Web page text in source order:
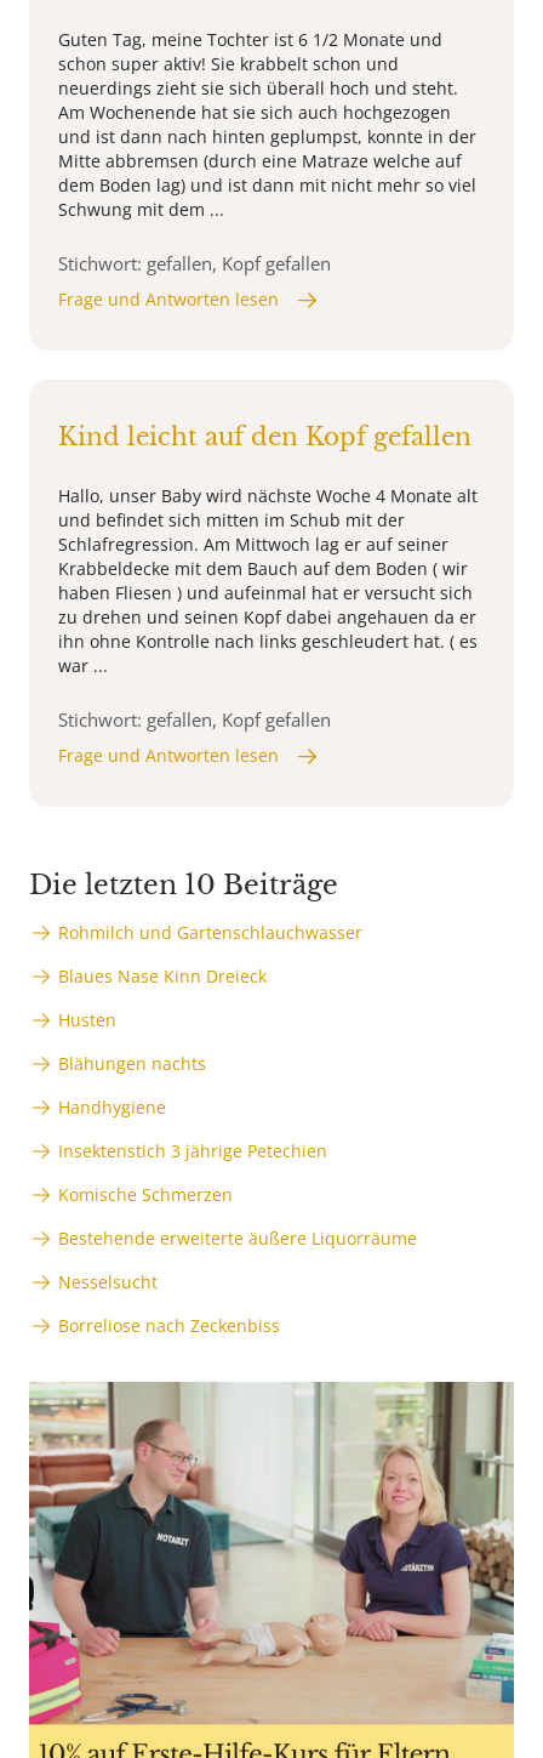
Guten Tag, meine Tochter ist 6 1/2 Monate und
schon super aktiv! Sie krabbelt schon und
neuerdings zieht sie sich überall hoch und steht.
Am Wochenende hat sie sich auch hochgezogen
und ist dann nach hinten geplumpst, konnte in der
Mitte abbremsen (durch eine Matraze welche auf
dem Boden lag) und ist dann mit nicht mehr so viel
Schwung mit dem ...
Stichwort: gefallen, Kopf gefallen
Frage und Antworten lesen
Kind leicht auf den Kopf gefallen
Hallo, unser Baby wird nächste Woche 4 Monate alt
und befindet sich mitten im Schub mit der
Schlafregression. Am Mittwoch lag er auf seiner
Krabbeldecke mit dem Bauch auf dem Boden ( wir
haben Fliesen ) und aufeinmal hat er versucht sich
zu drehen und seinen Kopf dabei angehauen da er
ihn ohne Kontrolle nach links geschleudert hat. ( es
war ...
Stichwort: gefallen, Kopf gefallen
Frage und Antworten lesen
Die letzten 10 Beiträge
Rohmilch und Gartenschlauchwasser
Blaues Nase Kinn Dreieck
Husten
Blähungen nachts
Handhygiene
Insektenstich 3 jährige Petechien
Komische Schmerzen
Bestehende erweiterte äußere Liquorräume
Nesselsucht
Borreliose nach Zeckenbiss